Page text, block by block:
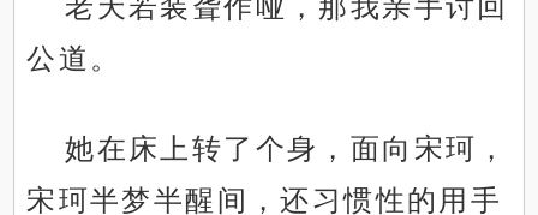
老天若装聋作哑，那我亲手讨回
公道。
她在床上转了个身，面向宋珂，
宋珂半梦半醒间，还习惯性的用手